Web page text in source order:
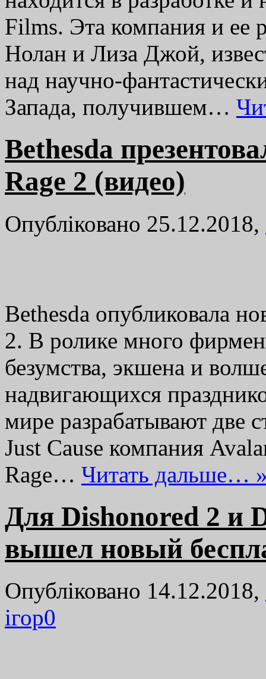
Films. Эта компания и ее
Нолан и Лиза Джой,
над научно-
Запада, получившем…
Bethesda
Rage 2 (видео)
Опубліковано 25.12.2018,
Bethesda опубликовала
2. В ролике много
безумства, экшена и
надвигающихся
мире разрабатывают две
Just Cause компания
Rage… Читать дальше…
Для Dishonored 2 и
вышел новый
Опубліковано 14.12.2018,
ігор0